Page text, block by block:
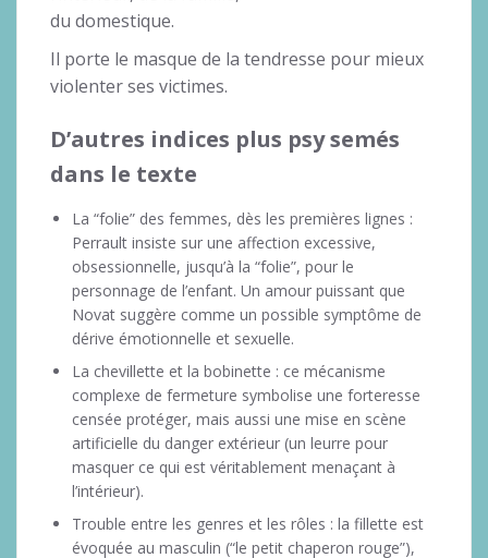
du domestique.
Il porte le masque de la tendresse pour mieux
violenter ses victimes.
D’autres indices plus psy semés
dans le texte
La “folie” des femmes, dès les premières lignes :
Perrault insiste sur une affection excessive,
obsessionnelle, jusqu’à la “folie”, pour le
personnage de l’enfant. Un amour puissant que
Novat suggère comme un possible symptôme de
dérive émotionnelle et sexuelle.
La chevillette et la bobinette : ce mécanisme
complexe de fermeture symbolise une forteresse
censée protéger, mais aussi une mise en scène
artificielle du danger extérieur (un leurre pour
masquer ce qui est véritablement menaçant à
l’intérieur).
Trouble entre les genres et les rôles : la fillette est
évoquée au masculin (“le petit chaperon rouge”),